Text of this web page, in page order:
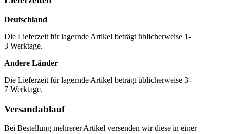
Deutschland
Die Lieferzeit für lagernde Artikel beträgt üblicherweise 1-
3 Werktage.
Andere Länder
Die Lieferzeit für lagernde Artikel beträgt üblicherweise 3-
7 Werktage.
Versandablauf
Bei Bestellung mehrerer Artikel versenden wir diese in einer